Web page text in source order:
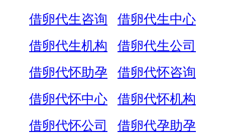
借卵代生咨询
借卵代生中心
借卵代生机构
借卵代生公司
借卵代怀助孕
借卵代怀咨询
借卵代怀中心
借卵代怀机构
借卵代怀公司
借卵代孕助孕